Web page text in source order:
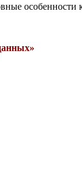
особенности